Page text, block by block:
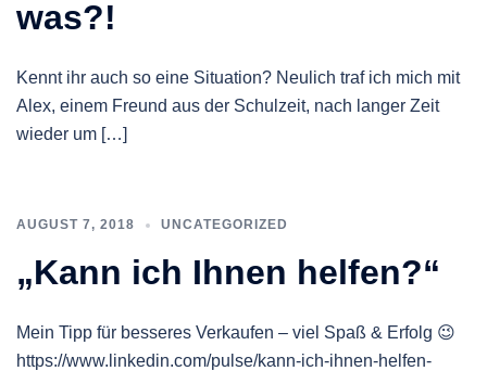
was?!
Kennt ihr auch so eine Situation? Neulich traf ich mich mit
Alex, einem Freund aus der Schulzeit, nach langer Zeit
wieder um […]
AUGUST 7, 2018 UNCATEGORIZED
„Kann ich Ihnen helfen?“
Mein Tipp für besseres Verkaufen – viel Spaß & Erfolg 😉
https://www.linkedin.com/pulse/kann-ich-ihnen-helfen-